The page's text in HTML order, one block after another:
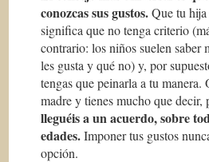
conozcas sus gustos.Que tu hija
significa que no tenga criterio
contrario: los niños suelen saber
les gusta y qué no) y, por
tengas que peinarla a tu manera.
madre y tienes mucho que decir,
lleguéis a un acuerdo, sobre
edades.Imponer tus gustos
opción.